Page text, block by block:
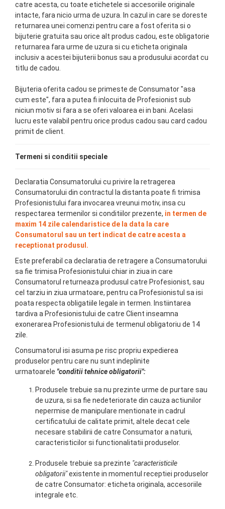
catre acesta, cu toate etichetele si accesoriile originale
intacte, fara nicio urma de uzura. In cazul in care se doreste
returnarea unei comenzi pentru care a fost oferita si o
bijuterie gratuita sau orice alt produs cadou, este obligatorie
returnarea fara urme de uzura si cu eticheta originala
inclusiv a acestei bijuterii bonus sau a produsului acordat cu
titlu de cadou.
Bijuteria oferita cadou se primeste de Consumator "asa
cum este", fara a putea fi inlocuita de Profesionist sub
niciun motiv si fara a se oferi valoarea ei in bani. Acelasi
lucru este valabil pentru orice produs cadou sau card cadou
primit de client.
Termeni si conditii speciale
Declaratia Consumatorului cu privire la retragerea
Consumatorului din contractul la distanta poate fi trimisa
Profesionistului fara invocarea vreunui motiv, insa cu
respectarea termenilor si conditiilor prezente, in termen de
maxim 14 zile calendaristice de la data la care
Consumatorul sau un tert indicat de catre acesta a
receptionat produsul.
Este preferabil ca declaratia de retragere a Consumatorului
sa fie trimisa Profesionistului chiar in ziua in care
Consumatorul returneaza produsul catre Profesionist, sau
cel tarziu in ziua urmatoare, pentru ca Profesionistul sa isi
poata respecta obligatiile legale in termen. Instiintarea
tardiva a Profesionistului de catre Client inseamna
exonerarea Profesionistului de termenul obligatoriu de 14
zile.
Consumatorul isi asuma pe risc propriu expedierea
produselor pentru care nu sunt indeplinite
urmatoarele "conditii tehnice obligatorii":
Produsele trebuie sa nu prezinte urme de purtare sau
de uzura, si sa fie nedeteriorate din cauza actiunilor
nepermise de manipulare mentionate in cadrul
certificatului de calitate primit, altele decat cele
necesare stabilirii de catre Consumator a naturii,
caracteristicilor si functionalitatii produselor.
Produsele trebuie sa prezinte "caracteristicile
obligatorii"existente in momentul receptiei produselor
de catre Consumator: eticheta originala, accesoriile
integrale etc.